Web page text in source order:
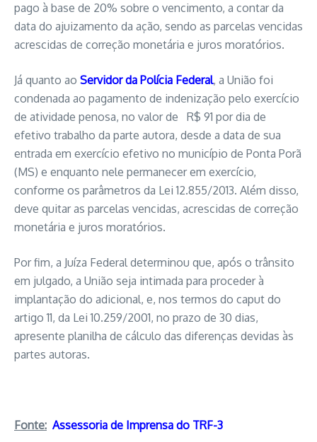
pago à base de 20% sobre o vencimento, a contar da
data do ajuizamento da ação, sendo as parcelas vencidas
acrescidas de correção monetária e juros moratórios.
Já quanto ao Servidor da Polícia Federal, a União foi
condenada ao pagamento de indenização pelo exercício
de atividade penosa, no valor de R$ 91 por dia de
efetivo trabalho da parte autora, desde a data de sua
entrada em exercício efetivo no município de Ponta Porã
(MS) e enquanto nele permanecer em exercício,
conforme os parâmetros da Lei 12.855/2013. Além disso,
deve quitar as parcelas vencidas, acrescidas de correção
monetária e juros moratórios.
Por fim, a Juíza Federal determinou que, após o trânsito
em julgado, a União seja intimada para proceder à
implantação do adicional, e, nos termos do caput do
artigo 11, da Lei 10.259/2001, no prazo de 30 dias,
apresente planilha de cálculo das diferenças devidas às
partes autoras.
Fonte: Assessoria de Imprensa do TRF-3